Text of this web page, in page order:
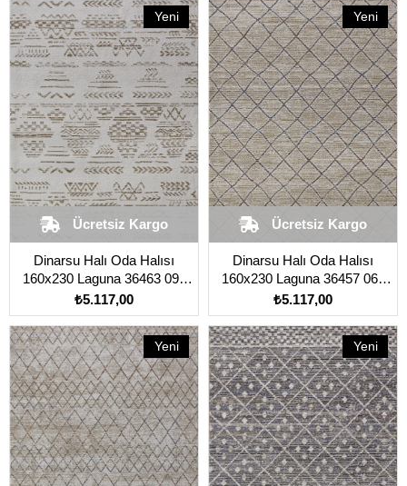
Dinarsu Halı Oda Halısı
160x230 Laguna 36463 095
Kahverengi Açık
₺5.117,00
Ücretsiz Kargo
Yeni
Ürün
Dinarsu Halı Oda Halısı
160x230 Laguna 36457 060
Kahverengi Açık
₺5.117,00
Ücretsiz Kargo
Yeni
Ürün
Yeni
Ürün
Yeni
Ürün